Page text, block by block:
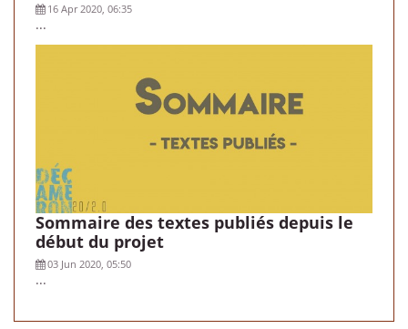
16 Apr 2020, 06:35
...
Sommaire des textes publiés depuis le
début du projet
03 Jun 2020, 05:50
...